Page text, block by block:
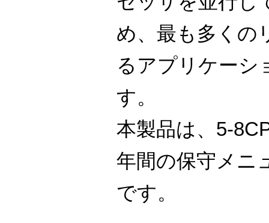
め、最も多くの
るアプリケーシ
す。
本製品は、5-
年間の保守メニ
です。